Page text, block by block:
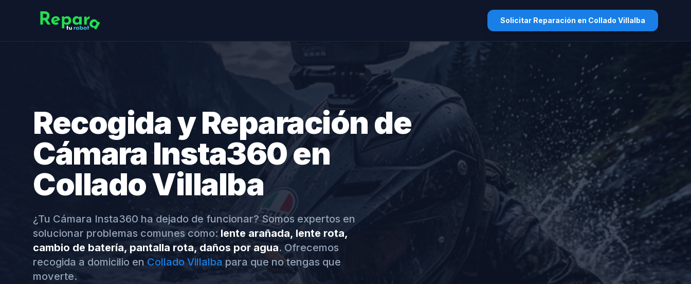
Solicitar Reparación en Collado Villalba
Recogida y Reparación de
Cámara Insta360 en
Collado Villalba
¿Tu Cámara Insta360 ha dejado de funcionar? Somos expertos en
solucionar problemas comunes como: lente arañada, lente rota,
cambio de batería, pantalla rota, daños por agua. Ofrecemos
recogida a domicilio en Collado Villalba para que no tengas que
moverte.